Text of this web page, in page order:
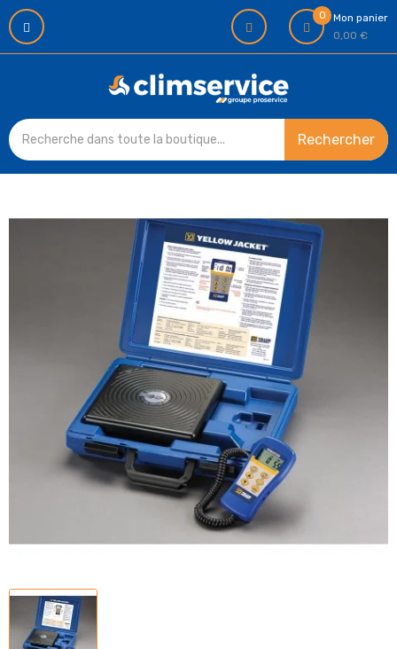
0
Mon panier
0,00 €
Rechercher